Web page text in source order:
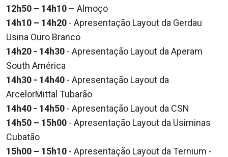
12h50 – 14h10 – Almoço
14h10 – 14h20 - Apresentação Layout da Gerdau
Usina Ouro Branco
14h20 - 14h30 - Apresentação Layout da Aperam
South América
14h30 - 14h40 - Apresentação Layout da
ArcelorMittal Tubarão
14h40 - 14h50 - Apresentação Layout da CSN
14h50 – 15h00 - Apresentação Layout da Usiminas
Cubatão
15h00 – 15h10 - Apresentação Layout da Ternium -